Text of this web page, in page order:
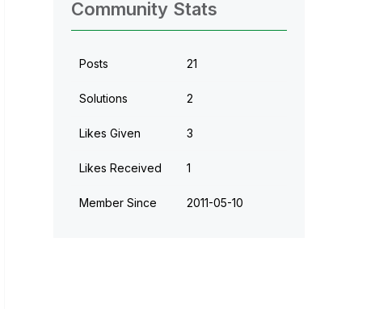
Community Stats
Posts 21
Solutions 2
Likes Given 3
Likes Received 1
Member Since ‎2011-05-10